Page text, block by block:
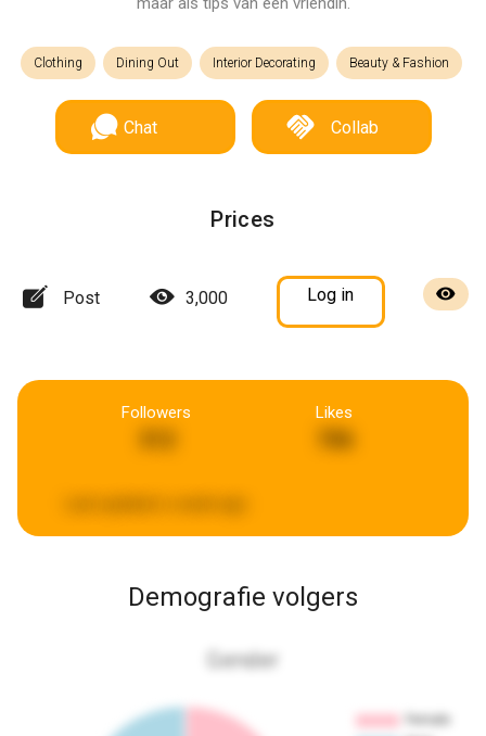
Clothing Dining Out Interior Decorating Beauty & Fashion
Chat Collab
Prices
Post 3,000 Log in
Followers Likes
706
Demografie volgers
Gender